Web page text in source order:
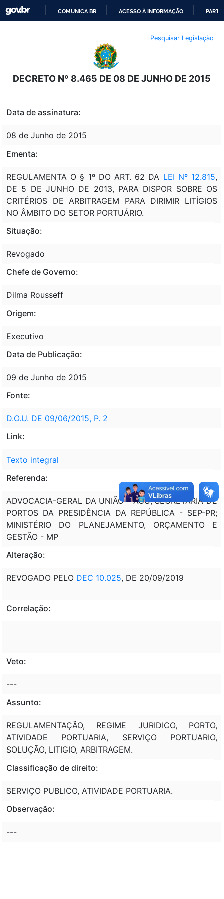
O
CONTEÚDO
COMUNICA BR ACESSO À INFORMAÇÃO
Pesquisar Legislação
DECRETO Nº 8.465 DE 08 DE JUNHO DE 2015
Data de assinatura:
08 de Junho de 2015
Ementa:
REGULAMENTA O § 1º DO ART. 62 DA LEI Nº 12.815,
DE 5 DE JUNHO DE 2013, PARA DISPOR SOBRE OS
CRITÉRIOS DE ARBITRAGEM PARA DIRIMIR LITÍGIOS
NO ÂMBITO DO SETOR PORTUÁRIO.
Situação:
Revogado
Chefe de Governo:
Dilma Rousseff
Origem:
Executivo
Data de Publicação:
09 de Junho de 2015
Fonte:
D.O.U. DE 09/06/2015, P. 2
Link:
Texto integral
Referenda:
ADVOCACIA-GERAL DA UNIÃO - AGU; SECRETARIA DE
PORTOS DA PRESIDÊNCIA DA REPÚBLICA - SEP-PR;
MINISTÉRIO DO PLANEJAMENTO, ORÇAMENTO E
GESTÃO - MP
Alteração:
REVOGADO PELO DEC 10.025, DE 20/09/2019
Correlação:
Veto:
---
Assunto:
REGULAMENTAÇÃO, REGIME JURIDICO, PORTO,
ATIVIDADE PORTUARIA, SERVIÇO PORTUARIO,
SOLUÇÃO, LITIGIO, ARBITRAGEM.
Classificação de direito:
SERVIÇO PUBLICO, ATIVIDADE PORTUARIA.
Observação:
---